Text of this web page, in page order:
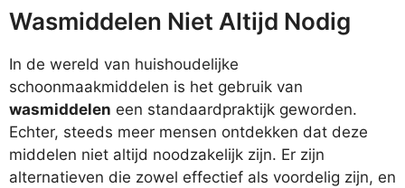
Wasmiddelen Niet Altijd Nodig
In de wereld van huishoudelijke
schoonmaakmiddelen is het gebruik van
wasmiddelen een standaardpraktijk geworden.
Echter, steeds meer mensen ontdekken dat deze
middelen niet altijd noodzakelijk zijn. Er zijn
alternatieven die zowel effectief als voordelig zijn, en